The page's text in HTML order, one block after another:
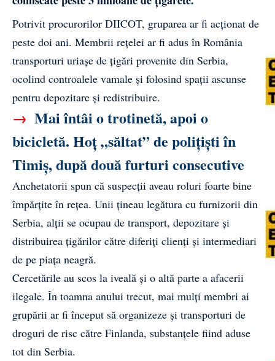
Potrivit procurorilor DIICOT, gruparea ar fi acționat de
peste doi ani. Membrii rețelei ar fi adus în România
transporturi uriașe de țigări provenite din Serbia,
ocolind controalele vamale și folosind spații ascunse
pentru depozitare și redistribuire.
→ Mai întâi o trotinetă, apoi o
bicicletă. Hoț „săltat” de polițiști în
Timiș, după două furturi consecutive
Anchetatorii spun că suspecții aveau roluri foarte bine
împărțite în rețea. Unii țineau legătura cu furnizorii din
Serbia, alții se ocupau de transport, depozitare și
distribuirea țigărilor către diferiți clienți și intermediari
de pe piața neagră.
Cercetările au scos la iveală și o altă parte a afacerii
ilegale. În toamna anului trecut, mai mulți membri ai
grupării ar fi început să organizeze și transporturi de
droguri de risc către Finlanda, substanțele fiind aduse
tot din Serbia.